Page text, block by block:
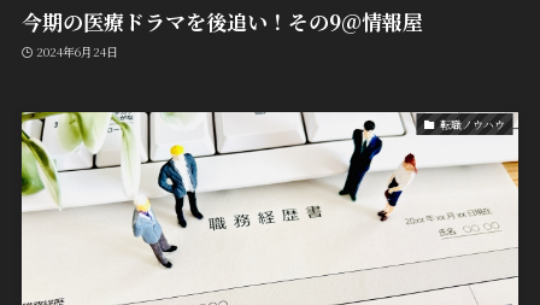
今期の医療ドラマを後追い！その9@情報屋
2024年6月24日
転職ノウハウ